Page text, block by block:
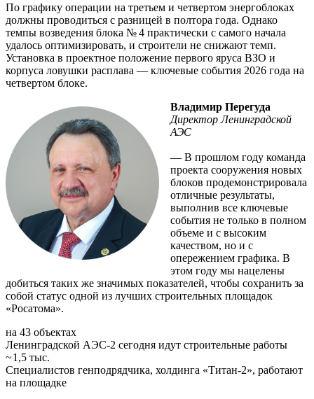
По графику операции на третьем и четвертом энергоблоках
должны проводиться с разницей в полтора года. Однако
темпы возведения блока № 4 практически с самого начала
удалось оптимизировать, и строители не снижают темп.
Установка в проектное положение первого яруса ВЗО и
корпуса ловушки расплава — ключевые события 2026 года на
четвертом блоке.
Владимир Перегуда
Директор Ленинградской
АЭС
— В прошлом году команда
проекта сооружения новых
блоков продемонстрировала
отличные результаты,
выполнив все ключевые
события не только в полном
объеме и с высоким
качеством, но и с
опережением графика. В
этом году мы нацелены
добиться таких же значимых показателей, чтобы сохранить за
собой статус одной из лучших строительных площадок
«Росатома».
на 43 объектах
Ленинградской АЭС‑2 сегодня идут строительные работы
~ 1,5 тыс.
Специалистов генподрядчика, холдинга «Титан‑2», работают
на площадке